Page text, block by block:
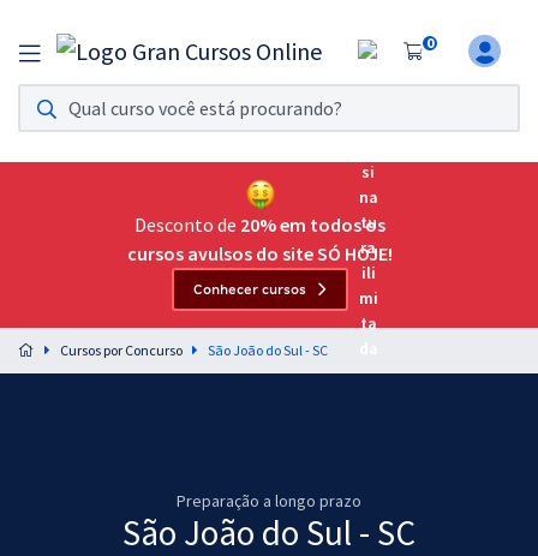
0
Assinatura Ilimitada 11
Acesso a todos os cursos. Teste grátis por 7 dias!
Assinatura OAB Até Passar
Acesso ilimitado a toda preparação para o Exame da
Preparação completa e intensiva para as principais
residências em saúde do Brasil
Desconto de 20% em todos os
cursos avulsos do site SÓ HOJE!
Conhecer cursos
Cursos por Concurso São João do Sul - SC
Preparação a longo prazo
São João do Sul - SC